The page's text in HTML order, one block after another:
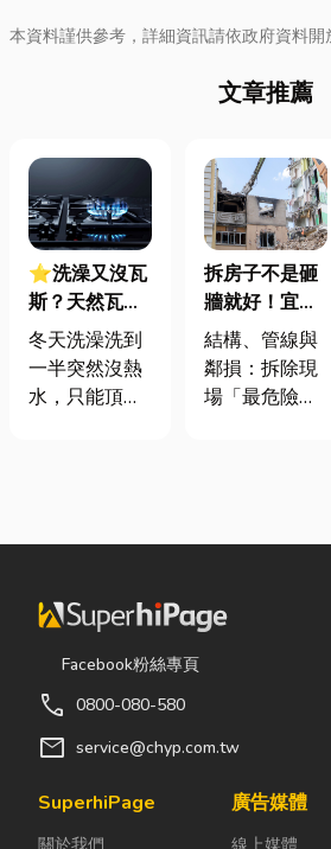
本資料謹供參考，詳細資訊請依政府資料開
文章推薦
⭐洗澡又沒瓦
斯？天然瓦斯
是什麼、費用
怎麼算？家庭
能源選擇與配
冬天洗澡洗到
一半突然沒熱
水，只能頂著
共同噩夢。隨
質提升，越來
越多屋主在老
屋翻修或新屋
規劃天然氣配
管工程。到底
麼？它跟傳統
拆房子不是砸
牆就好！宜蘭
裝潢拆除、水
泥切割施工前
必看的避坑指
結構、管線與
鄰損：拆除現
場「最危險的
混亂的環境
果沒做好，最
牆」，盲目亂
陷： 這是老屋
Facebook粉絲專頁
call 0800-080-580
mail service@chyp.com.tw
SuperhiPage
關於我們
廣告媒體
線上媒體